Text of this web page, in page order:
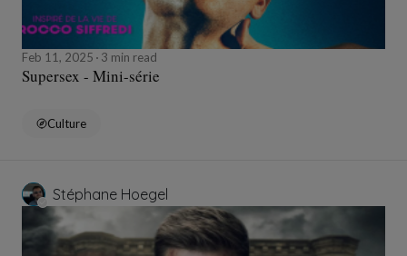
Feb 11, 2025 3 min read
Supersex - Mini-série
Culture
Stéphane Hoegel